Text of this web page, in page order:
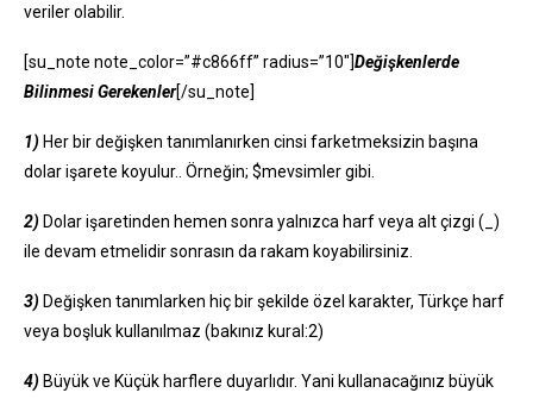
veriler olabilir.
[su_note note_color=”#c866ff” radius=”10″]Değişkenlerde
Bilinmesi Gerekenler[/su_note]
1) Her bir değişken tanımlanırken cinsi farketmeksizin başına
dolar işarete koyulur.. Örneğin; $mevsimler gibi.
2) Dolar işaretinden hemen sonra yalnızca harf veya alt çizgi (_)
ile devam etmelidir sonrasın da rakam koyabilirsiniz.
3) Değişken tanımlarken hiç bir şekilde özel karakter, Türkçe harf
veya boşluk kullanılmaz (bakınız kural:2)
4) Büyük ve Küçük harflere duyarlıdır. Yani kullanacağınız büyük